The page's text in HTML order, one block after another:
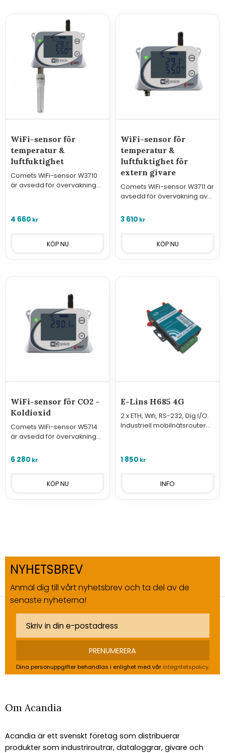
WiFi-sensor för
temperatur &
luftfuktighet
Comets WiFi-sensor W3710
är avsedd för övervakning
leveransen.
4 660 kr
WiFi-sensor för
temperatur &
luftfuktighet för
extern givare
Comets WiFi-sensor W3711 är
avsedd för övervakning av
fuktighet med extern givare
3 610 kr
WiFi-sensor för CO2 -
Koldioxid
Comets WiFi-sensor W5714
är avsedd för övervakning
6 280 kr
E-Lins H685 4G
2 x ETH, Wifi, RS-232, Dig I/O.
Industriell mobilnätsrouter
1 850 kr
INFO
NYHETSBREV
Anmäl dig till vårt nyhetsbrev och ta del av de
senaste nyheterna!
PRENUMERERA
Dina personuppgifter behandlas i enlighet med vår integritetspolicy.
Om Acandia
Acandia är ett svenskt företag som distribuerar
produkter som industriroutrar, dataloggrar, givare och